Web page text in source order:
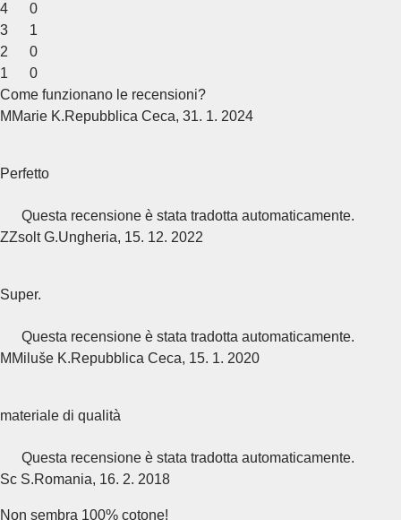
4
0
3
1
2
0
1
0
Come funzionano le recensioni?
M Marie K.Repubblica Ceca, 31. 1. 2024
Perfetto
Questa recensione è stata tradotta automaticamente.
ZZsolt G.Ungheria, 15. 12. 2022
Super.
Questa recensione è stata tradotta automaticamente.
M Miluše K.Repubblica Ceca, 15. 1. 2020
materiale di qualità
Questa recensione è stata tradotta automaticamente.
Sc S.Romania, 16. 2. 2018
Non sembra 100% cotone!